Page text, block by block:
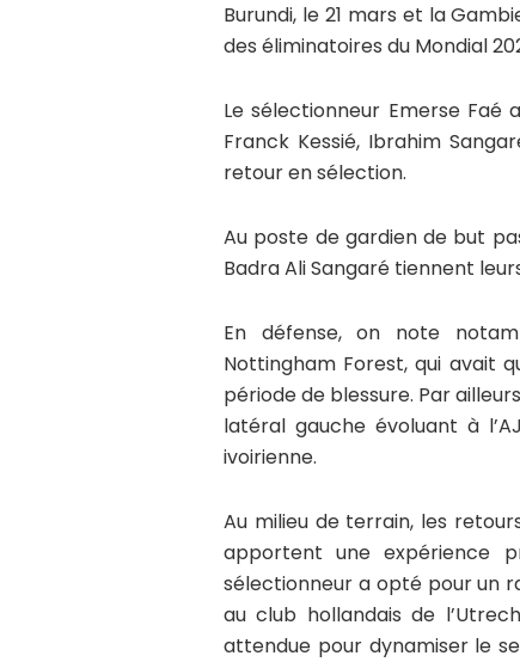
Burundi, le 21 mars et la
des éliminatoires du Mondial
Le sélectionneur Emerse Faé
Franck Kessié, Ibrahim
retour en sélection.
Au poste de gardien de but
Badra Ali Sangaré tiennent
En défense, on note
Nottingham Forest, qui avait
période de blessure. Par
latéral gauche évoluant à
ivoirienne.
Au milieu de terrain, les
apportent une expérience
sélectionneur a opté pour un
au club hollandais de
attendue pour dynamiser le